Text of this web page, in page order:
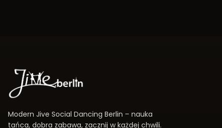
Modern Jive Social Dancing Berlin – nauka
tańca, dobra zabawa, zacznij w każdej chwili.